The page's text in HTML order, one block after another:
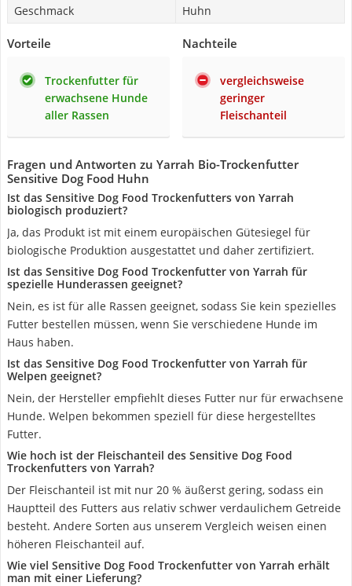
Geschmack
Huhn
Vorteile
Trockenfutter für
erwachsene Hunde
aller Rassen
Nachteile
vergleichsweise
geringer
Fleischanteil
Fragen und Antworten zu Yarrah Bio-Trockenfutter
Sensitive Dog Food Huhn
Ist das Sensitive Dog Food Trockenfutters von Yarrah
biologisch produziert?
Ja, das Produkt ist mit einem europäischen Gütesiegel für
biologische Produktion ausgestattet und daher zertifiziert.
Ist das Sensitive Dog Food Trockenfutter von Yarrah für
spezielle Hunderassen geeignet?
Nein, es ist für alle Rassen geeignet, sodass Sie kein spezielles
Futter bestellen müssen, wenn Sie verschiedene Hunde im
Haus haben.
Ist das Sensitive Dog Food Trockenfutter von Yarrah für
Welpen geeignet?
Nein, der Hersteller empfiehlt dieses Futter nur für erwachsene
Hunde. Welpen bekommen speziell für diese hergestelltes
Futter.
Wie hoch ist der Fleischanteil des Sensitive Dog Food
Trockenfutters von Yarrah?
Der Fleischanteil ist mit nur 20 % äußerst gering, sodass ein
Hauptteil des Futters aus relativ schwer verdaulichem Getreide
besteht. Andere Sorten aus unserem Vergleich weisen einen
höheren Fleischanteil auf.
Wie viel Sensitive Dog Food Trockenfutter von Yarrah erhält
man mit einer Lieferung?